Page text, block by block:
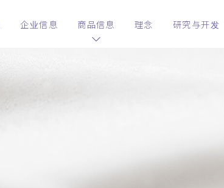
企业信息 商品信息 理念 研究与开发